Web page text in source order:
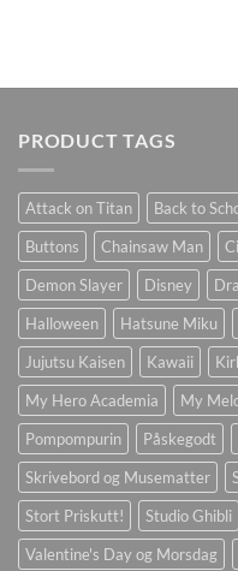
PRODUCT TAGS
Attack on Titan Back to
Buttons
Chainsaw Man
Demon Slayer
Disney
Halloween
Hatsune Miku
Jujutsu Kaisen
Kawaii
My Hero Academia
My
Pompompurin
Påskegodt
Skrivebord og Musematter
Stort Priskutt!
Studio Ghibli
Valentine's Day og Morsdag